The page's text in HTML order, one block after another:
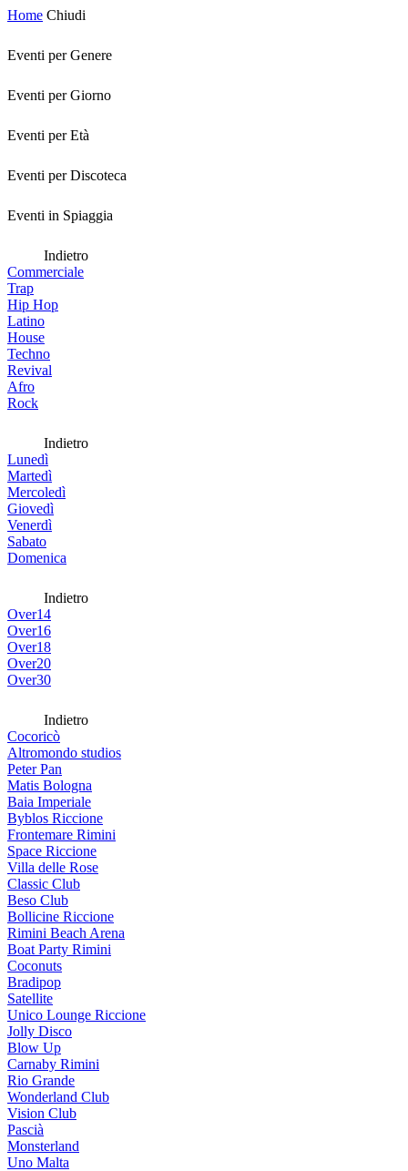
Home Chiudi
Eventi per Genere
Eventi per Giorno
Eventi per Età
Eventi per Discoteca
Eventi in Spiaggia
Indietro
Commerciale
Trap
Hip Hop
Latino
House
Techno
Revival
Afro
Rock
Indietro
Lunedì
Martedì
Mercoledì
Giovedì
Venerdì
Sabato
Domenica
Indietro
Over14
Over16
Over18
Over20
Over30
Indietro
Cocoricò
Altromondo studios
Peter Pan
Matis Bologna
Baia Imperiale
Byblos Riccione
Frontemare Rimini
Space Riccione
Villa delle Rose
Classic Club
Beso Club
Bollicine Riccione
Rimini Beach Arena
Boat Party Rimini
Coconuts
Bradipop
Satellite
Unico Lounge Riccione
Jolly Disco
Blow Up
Carnaby Rimini
Rio Grande
Wonderland Club
Vision Club
Pascià
Monsterland
Uno Malta